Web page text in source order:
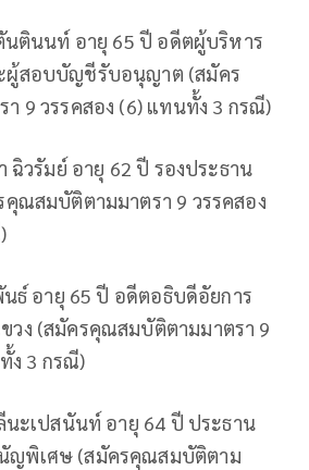
นตินนท์ อายุ 65 ปี อดีตผู้บริหาร
สอบบัญชีรับอนุญาต (สมัคร
9 วรรคสอง (6) แทนทั้ง 3 กรณี)
ฉิวรัมย์ อายุ 62 ปี รองประธาน
ณสมบัติตามมาตรา 9 วรรคสอง
ธ์ อายุ 65 ปี อดีตอธิบดีอัยการ
วง (สมัครคุณสมบัติตามมาตรา 9
ง 3 กรณี)
ะเปสนันท์ อายุ 64 ปี ประธาน
ญพิเศษ (สมัครคุณสมบัติตาม